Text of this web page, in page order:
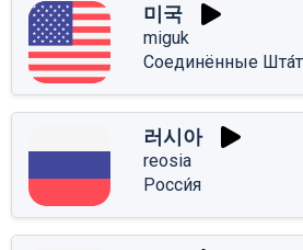
미국
miguk
Соединённые
러시아
reosia
Росси́я